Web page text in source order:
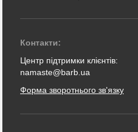
Контакти:
Центр підтримки клієнтів:
namaste@barb.ua
Форма зворотнього зв'язку